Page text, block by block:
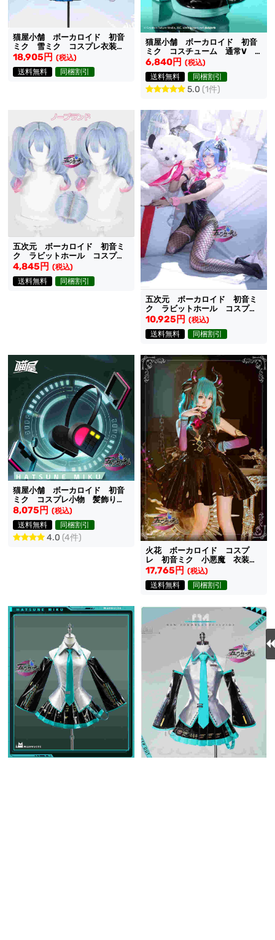
猫屋小舗 ボーカロイド 初音
ミク 雪ミク コスプレ衣装
SNOW MIKU 2011
18,905円 (税込)
送料無料
同梱割引
猫屋小舗 ボーカロイド 初音
ミク コスチューム 通常V
靴
6,840円 (税込)
送料無料
同梱割引
5.0 (1件)
五次元 ボーカロイド 初音ミ
ク ラビットホール コスプレ
ウィッグ
4,845円 (税込)
送料無料
同梱割引
五次元 ボーカロイド 初音ミ
ク ラビットホール コスプレ
衣装
10,925円 (税込)
送料無料
同梱割引
猫屋小舗 ボーカロイド 初音
ミク コスプレ小物 髪飾りと
ヘッドホンセット 中国公式許
可あり
8,075円 (税込)
送料無料
同梱割引
4.0 (4件)
火花 ボーカロイド コスプ
レ 初音ミク 小悪魔 衣装
尻尾、角込み
17,765円 (税込)
送料無料
同梱割引